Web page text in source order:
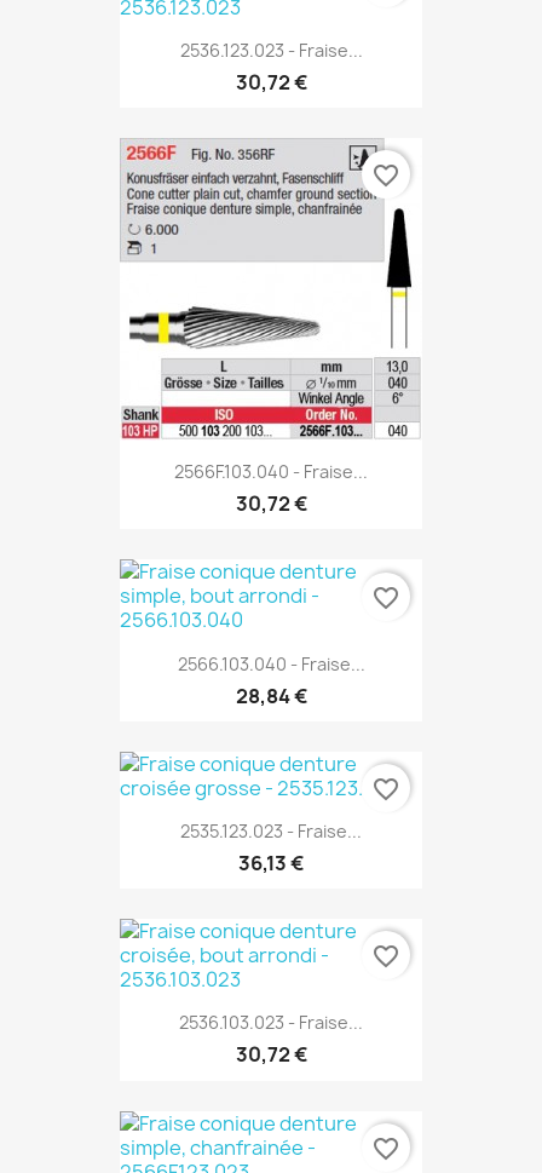
2536.123.023 - Fraise...
30,72 €
2566F.103.040 - Fraise...
30,72 €
favorite_border
2566.103.040 - Fraise...
28,84 €
favorite_border
2535.123.023 - Fraise...
36,13 €
favorite_border
2536.103.023 - Fraise...
30,72 €
favorite_border
favorite_border